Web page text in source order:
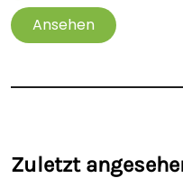
Ansehen
Zuletzt